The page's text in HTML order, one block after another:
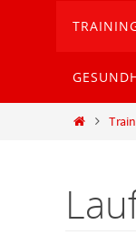
Start